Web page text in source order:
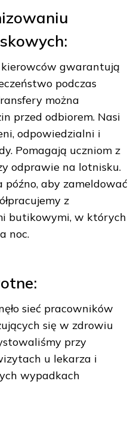
gwarantują
podczas
można
przed odbiorem. Nasi
odpowiedzialni i
Pomagają uczniom z
odprawie na lotnisku.
późno, aby zameldować
z
butikowymi, w których
noc.
sieć pracowników
się w zdrowiu
przy
u lekarza i
wypadkach